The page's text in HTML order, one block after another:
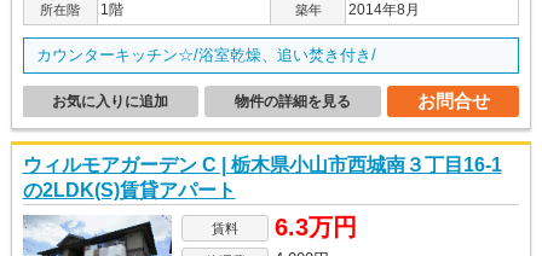
所在階 1階 築年 2014年8月
カウンターキッチン☆/浴室乾燥、追い焚き付き/
お問合せ
物件の詳細を見る
お気に入りに追加
ウィルモアガーデン C | 栃木県小山市西城南３丁目16-1
の2LDK(S)賃貸アパート
賃料 6.3万円